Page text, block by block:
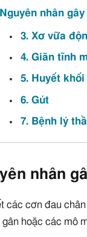
Nguyên nhân
3. Xơ vữa
4. Giãn tĩnh
5. Huyết khối
6. Gút
7. Bệnh lý
nhân
các cơn đau
gân hoặc các mô